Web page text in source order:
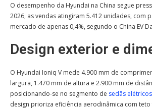
O desempenho da Hyundai na China segue
2026, as vendas atingiram 5.412 unidades, com
mercado de apenas 0,4%, segundo o China EV
Design exterior e
O Hyundai Ioniq V mede 4.900 mm de
largura, 1.470 mm de altura e 2.900 mm de
posicionando-se no segmento de sedãs elétricos
design prioriza eficiência aerodinâmica com